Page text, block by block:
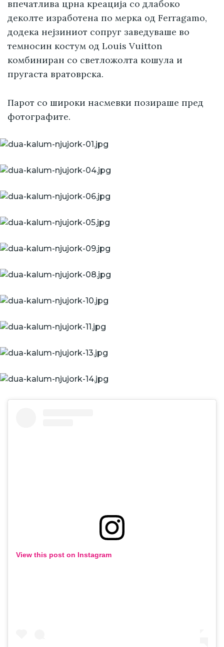
впечатлива црна креација со длабоко
деколте изработена по мерка од Ferragamo,
додека нејзиниот сопруг заведуваше во
темносин костум од Louis Vuitton
комбиниран со светложолта кошула и
пругаста вратоврска.
Парот со широки насмевки позираше пред
фотографите.
View this post on Instagram